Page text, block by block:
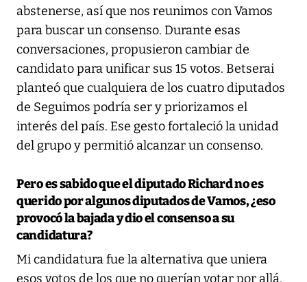
abstenerse, así que nos reunimos con Vamos
para buscar un consenso. Durante esas
conversaciones, propusieron cambiar de
candidato para unificar sus 15 votos. Betserai
planteó que cualquiera de los cuatro diputados
de Seguimos podría ser y priorizamos el
interés del país. Ese gesto fortaleció la unidad
del grupo y permitió alcanzar un consenso.
Pero es sabido que el diputado Richard no es
querido por algunos diputados de Vamos, ¿eso
provocó la bajada y dio el consenso a su
candidatura?
Mi candidatura fue la alternativa que uniera
esos votos de los que no querían votar por allá.